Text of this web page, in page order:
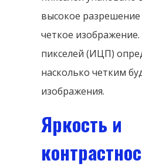
высокое разрешение
четкое
пикселей (ИЦП)
насколько четким
изображения.
Яркость и